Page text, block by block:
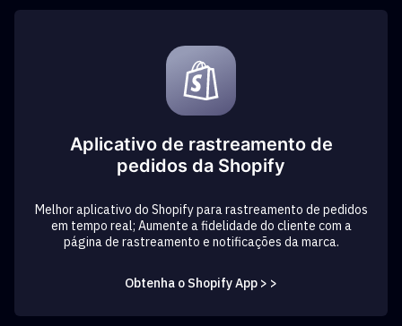
Aplicativo de rastreamento de
pedidos da Shopify
Melhor aplicativo do Shopify para rastreamento de pedidos
em tempo real; Aumente a fidelidade do cliente com a
página de rastreamento e notificações da marca.
Obtenha o Shopify App > >